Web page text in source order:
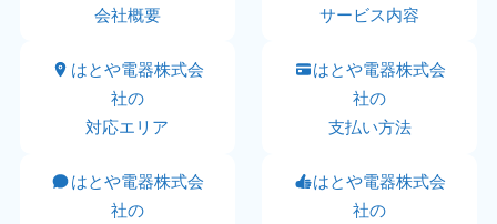
会社概要
サービス内容
はとや電器株式会
社の
対応エリア
はとや電器株式会
社の
支払い方法
はとや電器株式会
社の
はとや電器株式会
社の